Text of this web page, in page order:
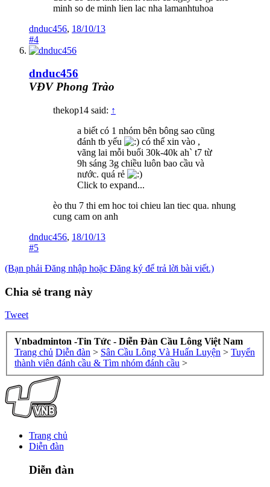
minh so de minh lien lac nha lamanhtuhoa
dnduc456, 18/10/13
#4
dnduc456
VĐV Phong Trào
thekop14 said: ↑
a biết có 1 nhóm bên bông sao cũng
đánh tb yếu
có thể xin vào ,
vãng lai mỗi buổi 30k-40k ah` t7 từ
9h sáng 3g chiều luôn bao cầu và
nước. quá rẻ
Click to expand...
èo thu 7 thi em hoc toi chieu lan tiec qua. nhung
cung cam on anh
dnduc456, 18/10/13
#5
(Bạn phải Đăng nhập hoặc Đăng ký để trả lời bài viết.)
Chia sẻ trang này
Tweet
Vnbadminton -Tin Tức - Diễn Đàn Cầu Lông Việt Nam
Trang chủ Diễn đàn > Sân Cầu Lông Và Huấn Luyện > Tuyển
thành viên đánh cầu & Tìm nhóm đánh cầu >
Trang chủ
Diễn đàn
Diễn đàn